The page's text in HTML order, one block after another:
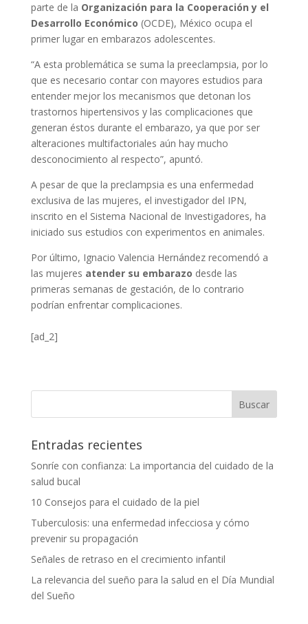
parte de la Organización para la Cooperación y el
Desarrollo Económico (OCDE), México ocupa el
primer lugar en embarazos adolescentes.
“A esta problemática se suma la preeclampsia, por lo
que es necesario contar con mayores estudios para
entender mejor los mecanismos que detonan los
trastornos hipertensivos y las complicaciones que
generan éstos durante el embarazo, ya que por ser
alteraciones multifactoriales aún hay mucho
desconocimiento al respecto”, apuntó.
A pesar de que la preclampsia es una enfermedad
exclusiva de las mujeres, el investigador del IPN,
inscrito en el Sistema Nacional de Investigadores, ha
iniciado sus estudios con experimentos en animales.
Por último, Ignacio Valencia Hernández recomendó a
las mujeres atender su embarazo desde las
primeras semanas de gestación, de lo contrario
podrían enfrentar complicaciones.
[ad_2]
Entradas recientes
Sonríe con confianza: La importancia del cuidado de la
salud bucal
10 Consejos para el cuidado de la piel
Tuberculosis: una enfermedad infecciosa y cómo
prevenir su propagación
Señales de retraso en el crecimiento infantil
La relevancia del sueño para la salud en el Día Mundial
del Sueño